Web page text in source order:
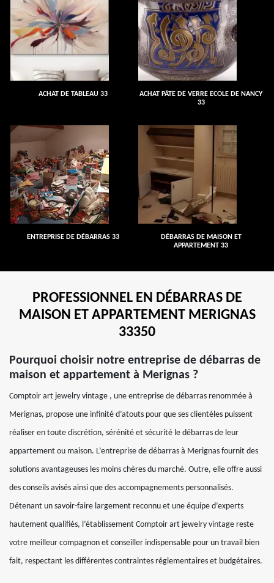
ACHAT DE TABLEAU 33
ACHAT PÂTE DE VERRE ECOLE DE NANCY
33
ENTREPRISE DE DÉBARRAS 33
DÉBARRAS DE MAISON ET
APPARTEMENT 33
PROFESSIONNEL EN DÉBARRAS DE
MAISON ET APPARTEMENT MERIGNAS
33350
Pourquoi choisir notre entreprise de débarras de
maison et appartement à Merignas ?
Comptoir art jewelry vintage , une entreprise de débarras renommée à
Merignas, propose une infinité d’atouts pour que ses clientèles puissent
réaliser en toute discrétion, sérénité et sécurité le débarras de leur
appartement ou maison. L’entreprise de débarras à Merignas fournit des
solutions avantageuses les moins chères du marché. Outre, elle offre aussi
des conseils avisés ainsi que des accompagnements personnalisés.
Détenant un savoir-faire largement reconnu et une équipe d’experts
hautement qualifiés, l’établissement Comptoir art jewelry vintage reste
votre meilleur compagnon et conseiller indispensable pour un travail bien
fait, respectant les différentes contraintes réglementaires et budgétaires.